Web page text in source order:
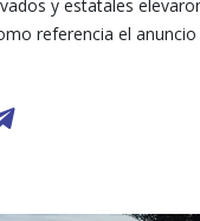
y estatales
referencia el anuncio